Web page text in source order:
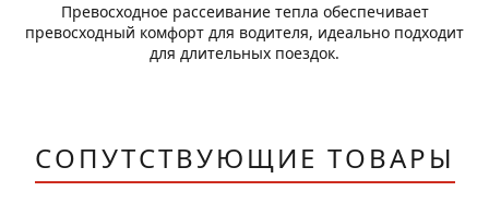
Превосходное рассеивание тепла обеспечивает
превосходный комфорт для водителя, идеально подходит
для длительных поездок.
СОПУТСТВУЮЩИЕ ТОВАРЫ